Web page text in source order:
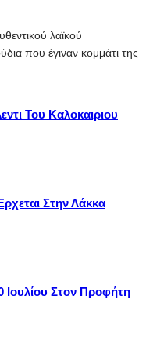
λαϊκού
που έγιναν κομμάτι της
Του Καλοκαιριου
Στην Λάκκα
Στον Προφήτη